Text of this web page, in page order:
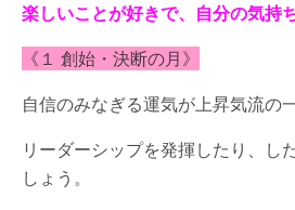
楽しいことが好きで、自分の気持
《１ 創始・決断の月》
自信のみなぎる運気が上昇気流の一
リーダーシップを発揮したり、し
しょう。